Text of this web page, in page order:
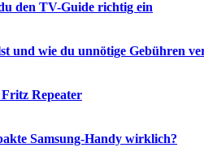
den TV-Guide richtig ein
und wie du unnötige Gebühren
Fritz Repeater
Samsung-Handy wirklich?